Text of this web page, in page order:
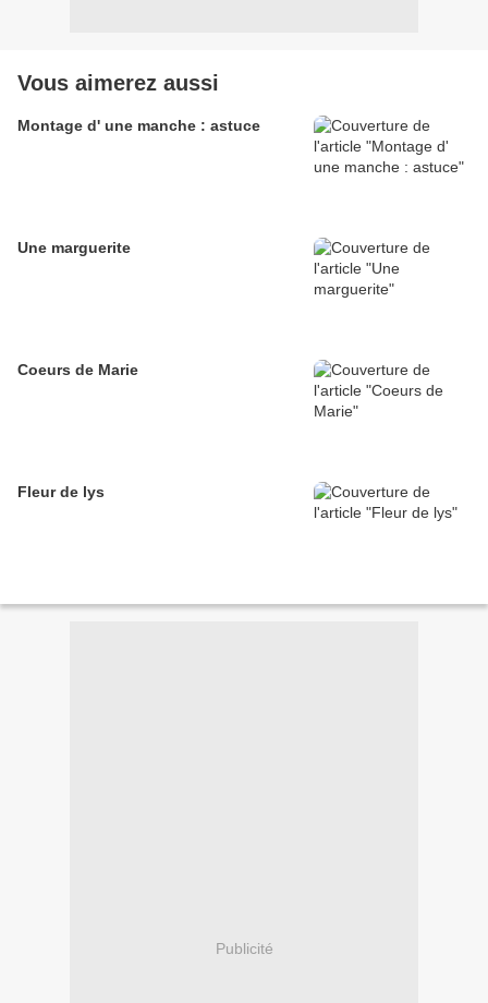
Vous aimerez aussi
Montage d' une manche : astuce
Une marguerite
Coeurs de Marie
Fleur de lys
Publicité